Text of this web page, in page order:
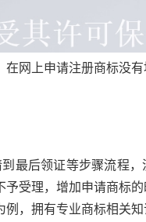
网上申请注册商标没
最后领证等步骤流程
受理，增加申请商标
例，拥有专业商标相关